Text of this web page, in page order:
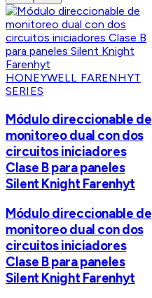
HONEYWELL FARENHYT
SERIES
Módulo direccionable de
monitoreo dual con dos
circuitos iniciadores
Clase B para paneles
Silent Knight Farenhyt
Módulo direccionable de
monitoreo dual con dos
circuitos iniciadores
Clase B para paneles
Silent Knight Farenhyt